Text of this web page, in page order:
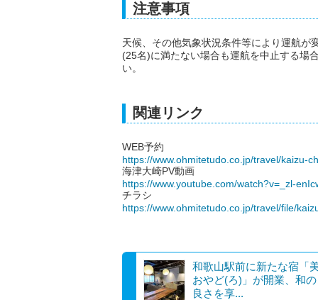
注意事項
天候、その他気象状況条件等により運航が
(25名)に満たない場合も運航を中止する場
い。
関連リンク
WEB予約
https://www.ohmitetudo.co.jp/travel/kaizu-
海津大崎PV動画
https://www.youtube.com/watch?v=_zl-
チラシ
https://www.ohmitetudo.co.jp/travel/file/
和歌山駅前に新たな宿「
おやど(ろ)」が開業、和
良さを享...